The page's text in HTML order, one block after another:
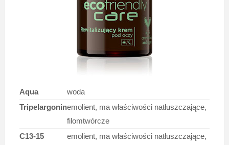
Aqua
woda
Tripelargoninemolient, ma właściwości natłuszczające,
filomtwórcze
C13-15
emolient, ma właściwości natłuszczające,